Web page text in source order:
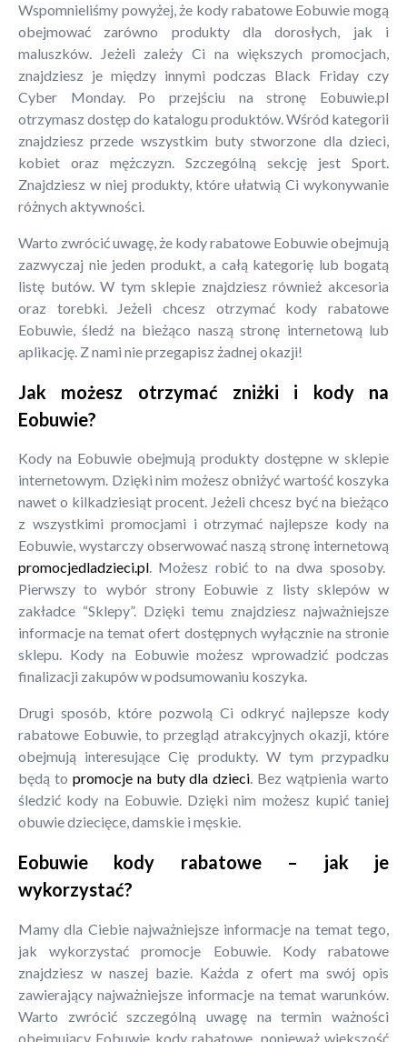
Wspomnieliśmy powyżej, że kody rabatowe Eobuwie mogą
obejmować zarówno produkty dla dorosłych, jak i
maluszków. Jeżeli zależy Ci na większych promocjach,
znajdziesz je między innymi podczas Black Friday czy
Cyber Monday. Po przejściu na stronę Eobuwie.pl
otrzymasz dostęp do katalogu produktów. Wśród kategorii
znajdziesz przede wszystkim buty stworzone dla dzieci,
kobiet oraz mężczyzn. Szczególną sekcję jest Sport.
Znajdziesz w niej produkty, które ułatwią Ci wykonywanie
różnych aktywności.
Warto zwrócić uwagę, że kody rabatowe Eobuwie obejmują
zazwyczaj nie jeden produkt, a całą kategorię lub bogatą
listę butów. W tym sklepie znajdziesz również akcesoria
oraz torebki. Jeżeli chcesz otrzymać kody rabatowe
Eobuwie, śledź na bieżąco naszą stronę internetową lub
aplikację. Z nami nie przegapisz żadnej okazji!
Jak możesz otrzymać zniżki i kody na
Eobuwie?
Kody na Eobuwie obejmują produkty dostępne w sklepie
internetowym. Dzięki nim możesz obniżyć wartość koszyka
nawet o kilkadziesiąt procent. Jeżeli chcesz być na bieżąco
z wszystkimi promocjami i otrzymać najlepsze kody na
Eobuwie, wystarczy obserwować naszą stronę internetową
promocjedladzieci.pl. Możesz robić to na dwa sposoby.
Pierwszy to wybór strony Eobuwie z listy sklepów w
zakładce “Sklepy”. Dzięki temu znajdziesz najważniejsze
informacje na temat ofert dostępnych wyłącznie na stronie
sklepu. Kody na Eobuwie możesz wprowadzić podczas
finalizacji zakupów w podsumowaniu koszyka.
Drugi sposób, które pozwolą Ci odkryć najlepsze kody
rabatowe Eobuwie, to przegląd atrakcyjnych okazji, które
obejmują interesujące Cię produkty. W tym przypadku
będą to promocje na buty dla dzieci. Bez wątpienia warto
śledzić kody na Eobuwie. Dzięki nim możesz kupić taniej
obuwie dziecięce, damskie i męskie.
Eobuwie kody rabatowe – jak je
wykorzystać?
Mamy dla Ciebie najważniejsze informacje na temat tego,
jak wykorzystać promocje Eobuwie. Kody rabatowe
znajdziesz w naszej bazie. Każda z ofert ma swój opis
zawierający najważniejsze informacje na temat warunków.
Warto zwrócić szczególną uwagę na termin ważności
obejmujący Eobuwie kody rabatowe, ponieważ większość